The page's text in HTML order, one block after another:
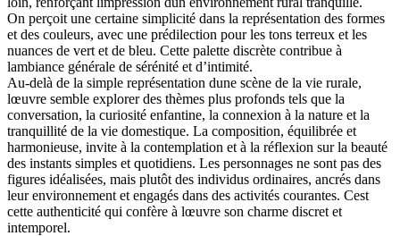
On perçoit une certaine simplicité dans la représentation des formes
et des couleurs, avec une prédilection pour les tons terreux et les
nuances de vert et de bleu. Cette palette discrète contribue à
lambiance générale de sérénité et d’intimité.
Au-delà de la simple représentation dune scène de la vie rurale,
lœuvre semble explorer des thèmes plus profonds tels que la
conversation, la curiosité enfantine, la connexion à la nature et la
tranquillité de la vie domestique. La composition, équilibrée et
harmonieuse, invite à la contemplation et à la réflexion sur la beauté
des instants simples et quotidiens. Les personnages ne sont pas des
figures idéalisées, mais plutôt des individus ordinaires, ancrés dans
leur environnement et engagés dans des activités courantes. Cest
cette authenticité qui confère à lœuvre son charme discret et
intemporel.